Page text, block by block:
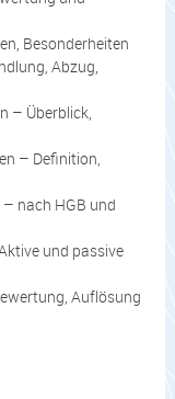
Besonderheiten
Abzug,
– Überblick,
– Definition,
nach HGB und
und passive
Auflösung